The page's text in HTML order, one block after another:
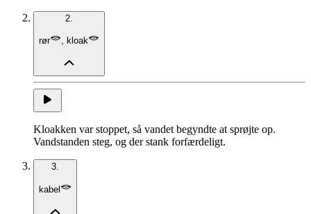
2.
rør kloak
Kloakken var stoppet, så vandet begyndte at sprøjte op.
Vandstanden steg, og der stank forfærdeligt.
3.
kabel